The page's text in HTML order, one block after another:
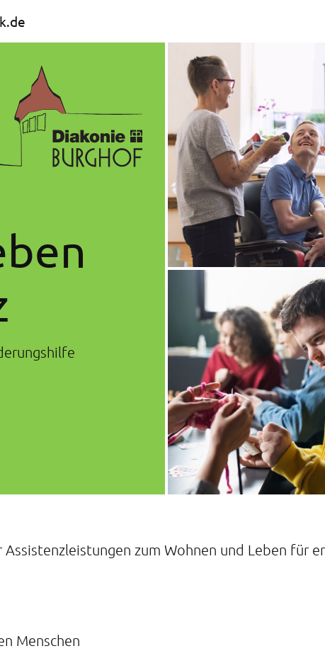
zum Wohnen und Leben für
Menschen